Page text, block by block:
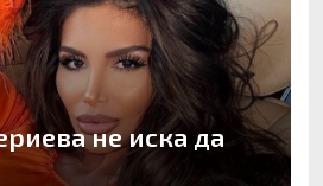
не иска да